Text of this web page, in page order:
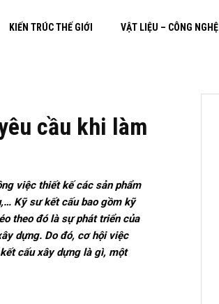
KIẾN TRÚC THẾ GIỚI VẬT LIỆU – CÔNG NGHỆ
cầu khi làm
việc thiết kế các sản phẩm
Kỹ sư kết cấu bao gồm kỹ
theo đó là sự phát triển của
dựng. Do đó, cơ hội việc
cấu xây dựng là gì, một